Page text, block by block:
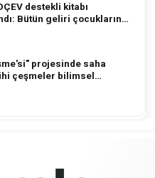
destekli kitabı
Bütün geliri çocukların
projesinde saha
çeşmeler bilimsel
edilecek!